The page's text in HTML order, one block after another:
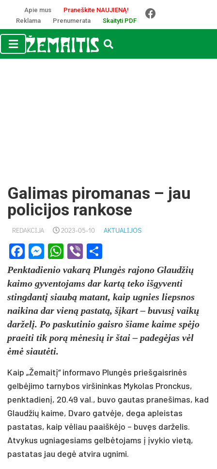
Apie mus
Praneškite NAUJIENĄ!
Reklama
Prenumerata Skaityti PDF
Galimas piromanas – jau
policijos rankose
REDAKCIJA 2023-05-10 AKTUALIJOS
Facebook
Messenger
WhatsApp
Viber
Penktadienio vakarą Plungės rajono Glaudžių
kaimo gyventojams dar kartą teko išgyventi
stingdantį siaubą matant, kaip ugnies liepsnos
naikina dar vieną pastatą, šįkart – buvusį vaikų
darželį. Po paskutinio gaisro šiame kaime spėjo
praeiti tik porą mėnesių ir štai – padegėjas vėl
ėmė siautėti.
Kaip „Žemaitį“ informavo Plungės priešgaisrinės
gelbėjimo tarnybos viršininkas Mykolas Pronckus,
penktadienį, 20.49 val., buvo gautas pranešimas, kad
Glaudžių kaime, Dvaro gatvėje, dega apleistas
pastatas, kaip vėliau paaiškėjo – buvęs darželis.
Atvykus ugniagesiams gelbėtojams į įvykio vietą,
pastatas jau degė atvira ugnimi.